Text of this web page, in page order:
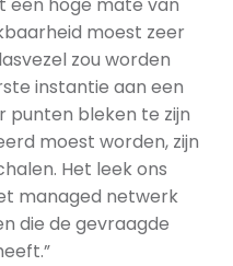
moest zeer
zou worden
instantie aan een
bleken te zijn
moest worden, zijn
Het leek ons
managed netwerk
die de gevraagde